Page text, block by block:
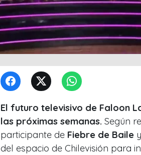
El futuro televisivo de Faloon
las próximas semanas. Según
participante de Fiebre de Baile
del espacio de Chilevisión para